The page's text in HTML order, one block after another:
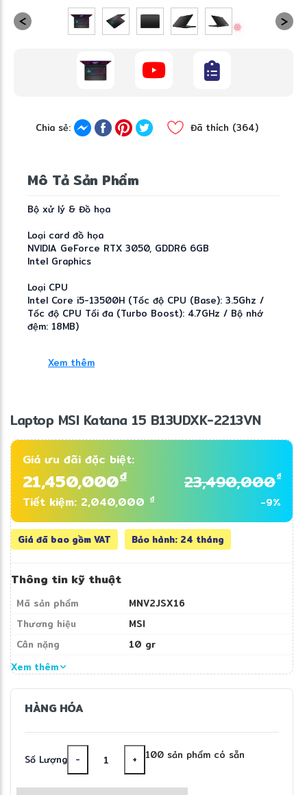
Chia sẻ: Đã thích (364)
Mô Tả Sản Phẩm
Bộ xử lý & Đồ họa
Loại card đồ họa
NVIDIA GeForce RTX 3050, GDDR6 6GB
Intel Graphics
Loại CPU
Intel Core i5-13500H (Tốc độ CPU (Base): 3.5Ghz /
Tốc độ CPU Tối đa (Turbo Boost): 4.7GHz / Bộ nhớ
đệm: 18MB)
Loại RAM
DDR5 5200Mhz
Số khe ram
2 khe (2 x 8GB, nâng cấp tối đa 64 GB)
Ổ cứng
1TB NVMe PCIe SSD Gen4x4 w/o DRAM, 2 khe đã sử
dụng 1 khe
Màn hình
Tần số quét
144 Hz
Chất liệu tấm nền
Tấm nền IPS
Kích thước màn hình
15.6 inches
Công nghệ màn hình
Độ phủ màu 45% NTSC
Độ phân giải màn hình
1920 x 1080 pixels (FullHD)
Xem thêm
Laptop MSI Katana 15 B13UDXK-2213VN
Giá ưu đãi đặc biệt:
21,450,000đ 23,490,000đ
Tiết kiệm: 2,040,000 đ -9%
Giá đã bao gồm VAT Bảo hành: 24 tháng
Thông tin kỹ thuật
Mã sản phẩm
MNV2JSX16
Thương hiệu
MSI
Cân nặng
10 gr
Xem thêm
HÀNG HÓA
Số Lượng - + 100 sản phẩm có sẵn
❅